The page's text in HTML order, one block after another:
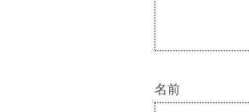
名前